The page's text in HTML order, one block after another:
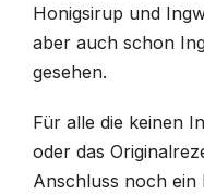
Honigsirup und
aber auch schon
gesehen.
Für alle die keinen
oder das
Anschluss noch ein